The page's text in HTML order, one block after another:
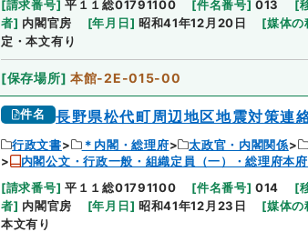
[請求番号] 平１１総01791100 [件名番号] 013 [
者] 内閣官房 [年月日] 昭和41年12月20日 [媒体の
定・本文有り
[保存場所] 本館-2E-015-00
件名 長野県松代町周辺地区地震対策連
行政文書 ＊内閣・総理府 太政官・内閣関係
内閣公文・行政一般・組織定員（一）・総理府本
[請求番号] 平１１総01791100 [件名番号] 014 [
者] 内閣官房 [年月日] 昭和41年12月23日 [媒体の
本文有り